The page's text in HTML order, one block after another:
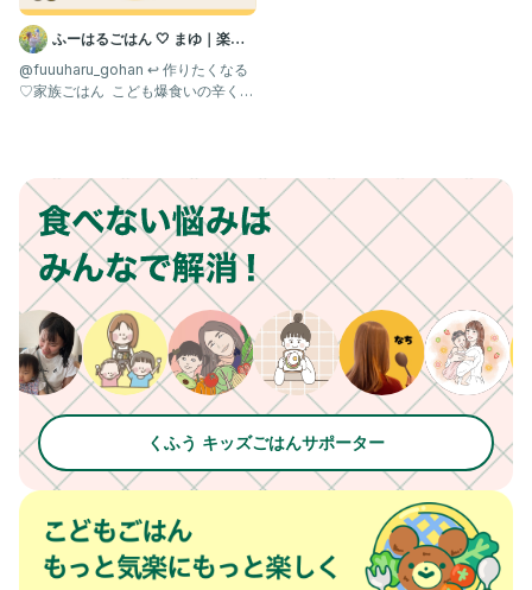
ふーはるごはん 🤍 まゆ｜楽し
て美味しい離乳食・幼児食
@fuuuharu_gohan ↩︎ 作りたくなる
♡家族ごはん ⁡ こども爆食いの辛くな
くふう キッズごはんサポーター